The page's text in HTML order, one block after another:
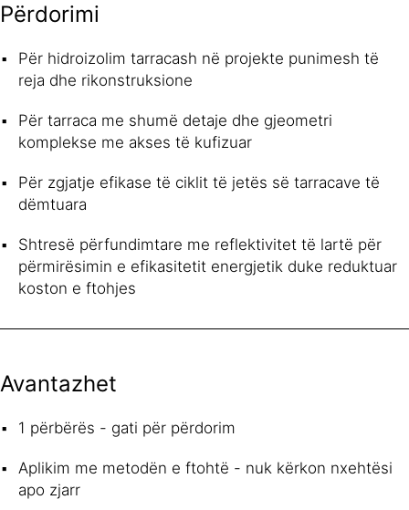
Përdorimi
Për hidroizolim tarracash në projekte punimesh të
reja dhe rikonstruksione
Për tarraca me shumë detaje dhe gjeometri
komplekse me akses të kufizuar
Për zgjatje efikase të ciklit të jetës së tarracave të
dëmtuara
Shtresë përfundimtare me reflektivitet të lartë për
përmirësimin e efikasitetit energjetik duke reduktuar
koston e ftohjes
Avantazhet
1 përbërës - gati për përdorim
Aplikim me metodën e ftohtë - nuk kërkon nxehtësi
apo zjarr